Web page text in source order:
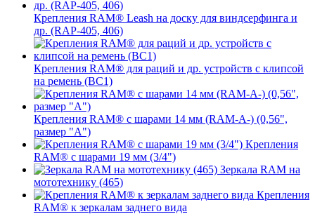
Крепления RAM® Leash на доску для виндсерфинга и
др. (RAP-405, 406)
Крепления RAM® для раций и др. устройств с клипсой
на ремень (BC1)
Крепления RAM® с шарами 14 мм (RAM-A-) (0,56",
размер "A")
Крепления
RAM® с шарами 19 мм (3/4")
Зеркала RAM на
мототехнику (465)
Крепления
RAM® к зеркалам заднего вида